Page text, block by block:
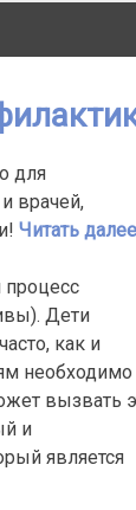
для
врачей,
Читать
Дети
как и
необходимо
вызвать
и
является